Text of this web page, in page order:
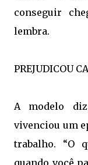
conseguir
lembra.
PREJUDICOU
A modelo
vivenciou um
trabalho. “O
quando você